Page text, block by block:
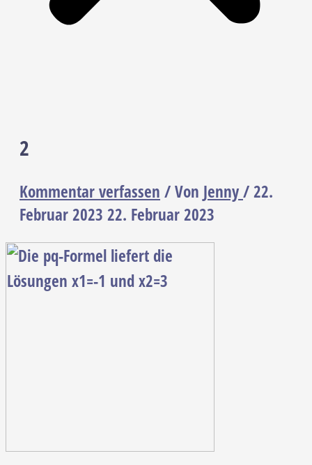
2
Kommentar verfassen / Von Jenny/22.
Februar 2023 22. Februar 2023